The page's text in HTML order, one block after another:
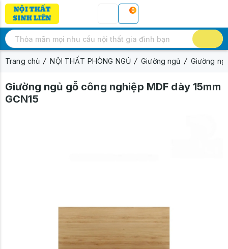
0
Trang chủ NỘI THẤT PHÒNG NGỦ Giường ngủ Giường
Giường ngủ gỗ công nghiệp MDF dày 15mm
GCN15